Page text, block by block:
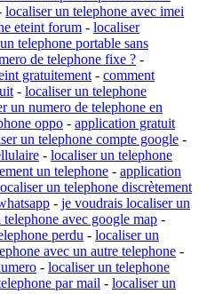
localiser un telephone avec imei
eteint forum - localiser
telephone portable sans
de telephone fixe ? -
gratuitement - comment
- localiser un telephone
un numero de telephone en
oppo - application gratuit
un telephone compte google -
- localiser un telephone
un telephone - application
un telephone discrètement
- je voudrais localiser un
avec google map -
perdu - localiser un
avec un autre telephone -
- localiser un telephone
par mail - localiser un